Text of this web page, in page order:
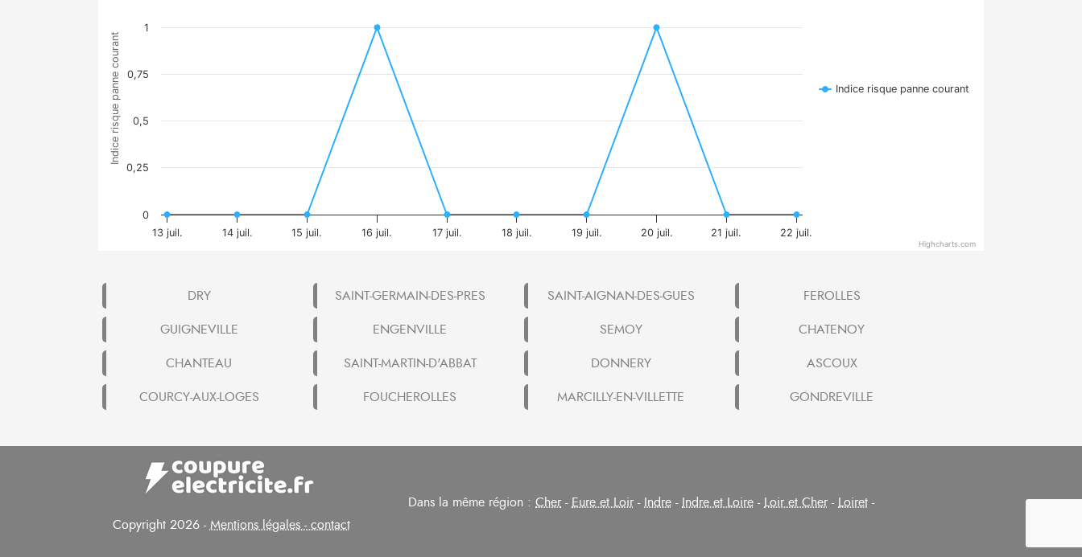
Indice risque panne courant Indice risque panne courant
13 juil. 14 juil. 15 juil. 16 juil. 17 juil. 18 juil. 19 juil. 20 juil. 21 juil. 22 juil.
0
0,25
0,5
0,75
1
Highcharts.com
DRY SAINT-GERMAIN-DES-PRES SAINT-AIGNAN-DES-GUES
FEROLLES
GUIGNEVILLE
ENGENVILLE SEMOY
CHATENOY
CHANTEAU
SAINT-MARTIN-D'ABBAT DONNERY
ASCOUX
COURCY-AUX-LOGES
FOUCHEROLLES MARCILLY-EN-VILLETTE GONDREVILLE
Copyright 2026 -Mentions légales - contact
Dans la même région : Cher -Eure et Loir -Indre -Indre et Loire -Loir et Cher -Loiret -